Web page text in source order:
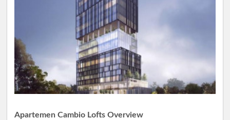
Apartemen Cambio Lofts Overview